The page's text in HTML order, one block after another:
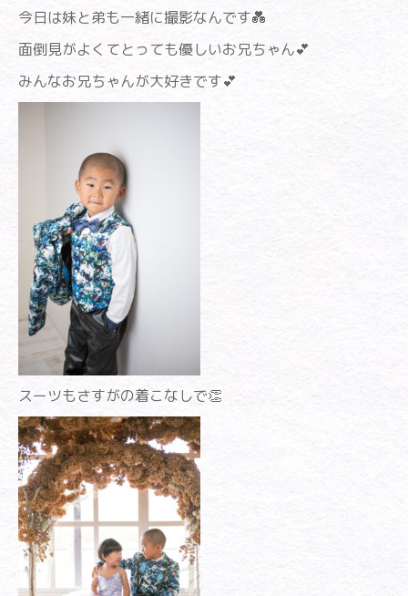
今日は妹と弟も一緒に撮影なんです💑
面倒見がよくてとっても優しいお兄ちゃん💕
みんなお兄ちゃんが大好きです💕
スーツもさすがの着こなしで👏